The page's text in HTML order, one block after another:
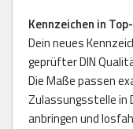
Kennzeichen in
Dein neues
geprüfter DIN
Die Maße passen
Zulassungsstelle in
anbringen und